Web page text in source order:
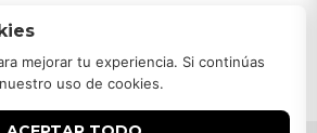
mejorar tu experiencia. Si continúas
uso de cookies.